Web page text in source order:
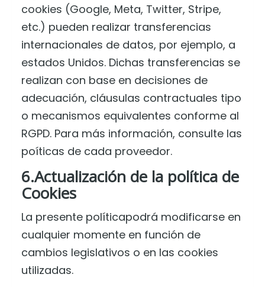
cookies (Google, Meta, Twitter, Stripe,
etc.) pueden realizar transferencias
internacionales de datos, por ejemplo, a
estados Unidos. Dichas transferencias se
realizan con base en decisiones de
adecuación, cláusulas contractuales tipo
o mecanismos equivalentes conforme al
RGPD. Para más información, consulte las
poíticas de cada proveedor.
6.Actualización de la política de
Cookies
La presente políticapodrá modificarse en
cualquier momente en función de
cambios legislativos o en las cookies
utilizadas.